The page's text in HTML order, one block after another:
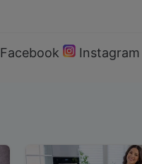
Facebook Instagram